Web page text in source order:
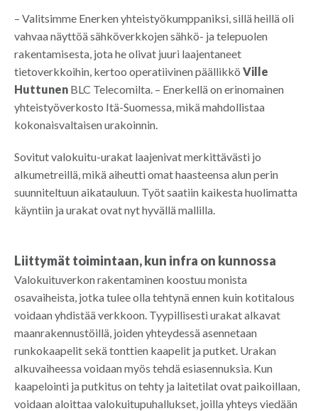
– Valitsimme Enerken yhteistyökumppaniksi, sillä heillä oli
vahvaa näyttöä sähköverkkojen sähkö- ja telepuolen
rakentamisesta, jota he olivat juuri laajentaneet
tietoverkkoihin, kertoo operatiivinen päällikkö Ville
Huttunen BLC Telecomilta. – Enerkellä on erinomainen
yhteistyöverkosto Itä-Suomessa, mikä mahdollistaa
kokonaisvaltaisen urakoinnin.
Sovitut valokuitu-urakat laajenivat merkittävästi jo
alkumetreillä, mikä aiheutti omat haasteensa alun perin
suunniteltuun aikatauluun. Työt saatiin kaikesta huolimatta
käyntiin ja urakat ovat nyt hyvällä mallilla.
Liittymät toimintaan, kun infra on kunnossa
Valokuituverkon rakentaminen koostuu monista
osavaiheista, jotka tulee olla tehtynä ennen kuin kotitalous
voidaan yhdistää verkkoon. Tyypillisesti urakat alkavat
maanrakennustöillä, joiden yhteydessä asennetaan
runkokaapelit sekä tonttien kaapelit ja putket. Urakan
alkuvaiheessa voidaan myös tehdä esiasennuksia. Kun
kaapelointi ja putkitus on tehty ja laitetilat ovat paikoillaan,
voidaan aloittaa valokuitupuhallukset, joilla yhteys viedään